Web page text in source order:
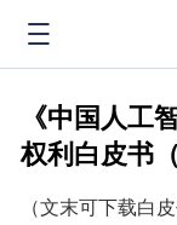
《中国人工
权利白皮书
（文末可下载白皮